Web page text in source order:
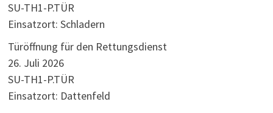
SU-TH1-P.TÜR
Einsatzort: Schladern
Türöffnung für den Rettungsdienst
26. Juli 2026
SU-TH1-P.TÜR
Einsatzort: Dattenfeld